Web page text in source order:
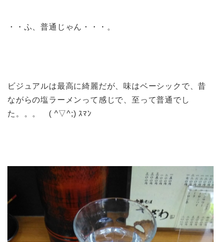
・・ふ、普通じゃん・・・。
ビジュアルは最高に綺麗だが、味はベーシックで、昔
ながらの塩ラーメンって感じで、至って普通でし
た。。。 ( ^▽^;) ｽﾏﾝ